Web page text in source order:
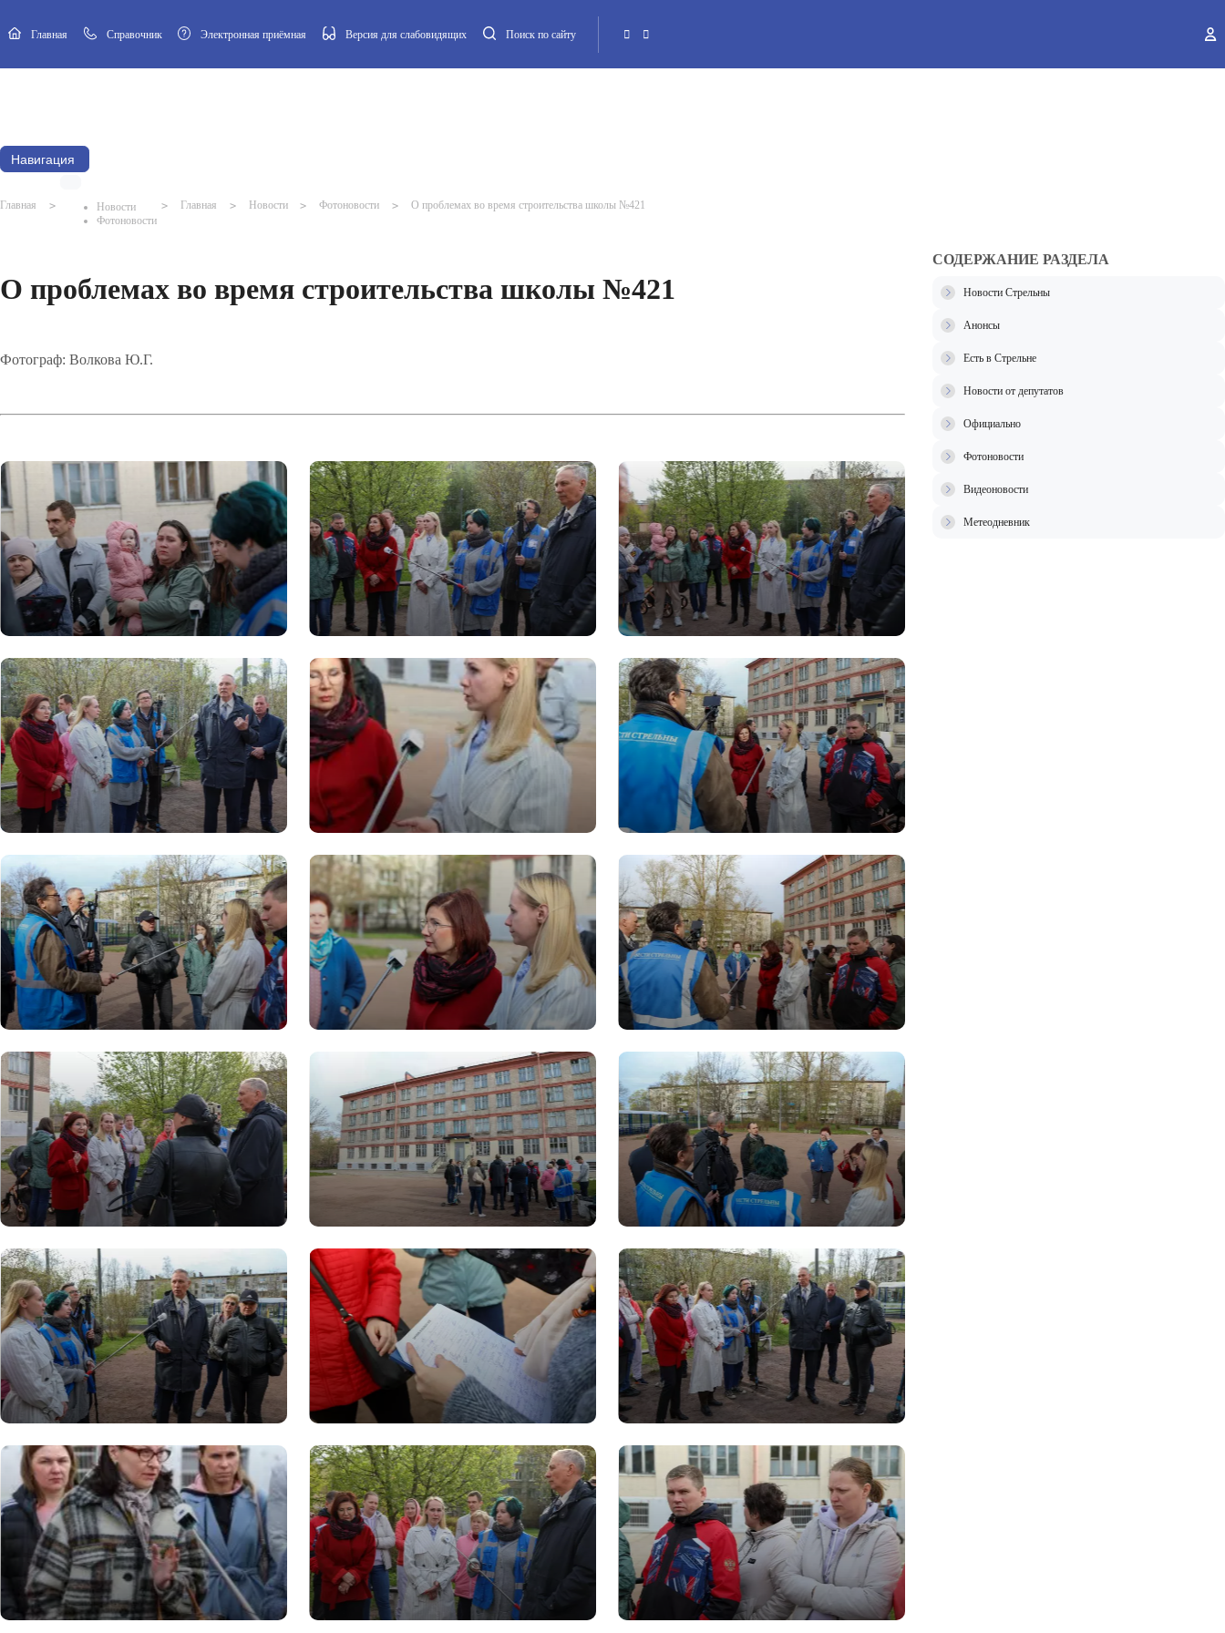
Главная Cправочник Электронная приёмная Версия для слабовидящих Поиск по сайту
Навигация
Главная >
Новости
Фотоновости
> Главная > Новости > Фотоновости > О проблемах во время строительства школы №421
О проблемах во время строительства школы №421
Фотограф: Волкова Ю.Г.
СОДЕРЖАНИЕ РАЗДЕЛА
Новости Стрельны
Анонсы
Есть в Стрельне
Новости от депутатов
Официально
Фотоновости
Видеоновости
Метеодневник